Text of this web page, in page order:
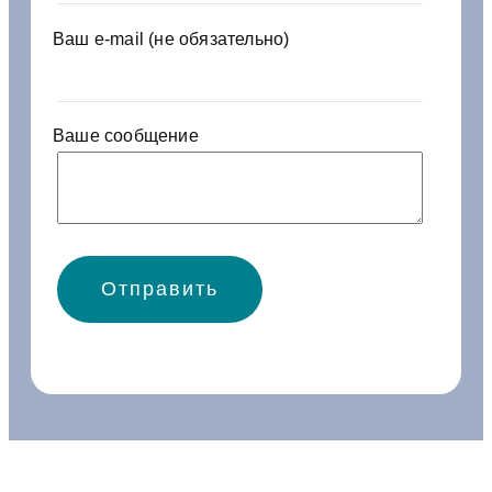
л
М
Ваш e-mail (не обязательно)
Ваше сообщение